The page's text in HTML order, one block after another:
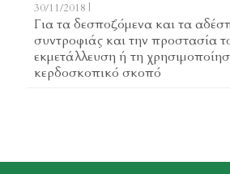
30/11/2018 |
Για τα δεσποζόμενα και τα
συντροφιάς και την προστασία
εκμετάλλευση ή τη
κερδοσκοπικό σκοπό